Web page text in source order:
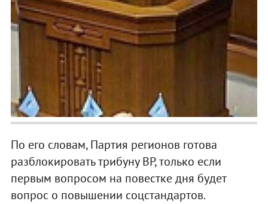
По его словам, Партия регионов готова
разблокировать трибуну ВР, только если
первым вопросом на повестке дня будет
вопрос о повышении соцстандартов.